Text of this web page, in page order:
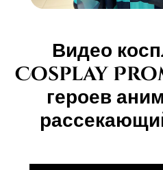
Видео
Cosplay
героев